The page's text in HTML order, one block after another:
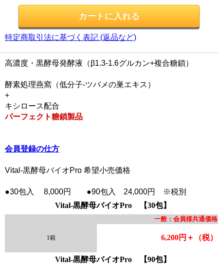
特定商取引法に基づく表記 (返品など)
高濃度・黒酵母発酵液（β1.3-1.6グルカン+複合糖鎖）
酵素処理燕窩（低分子-ツバメの巣エキス）
+
キシロース配合
パーフェクト糖鎖製品
会員登録の仕方
Vital-黒酵母バイオPro 希望小売価格
●30包入 8,000円 ●90包入 24,000円 ※税別
Vital-黒酵母バイオPro 【30包】
一般：会員様共通価格
1箱 6,200円＋（税）
Vital-黒酵母バイオPro 【90包】